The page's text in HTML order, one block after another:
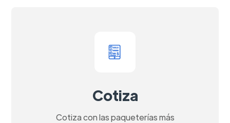
Cotiza
Cotiza con las paqueterías más